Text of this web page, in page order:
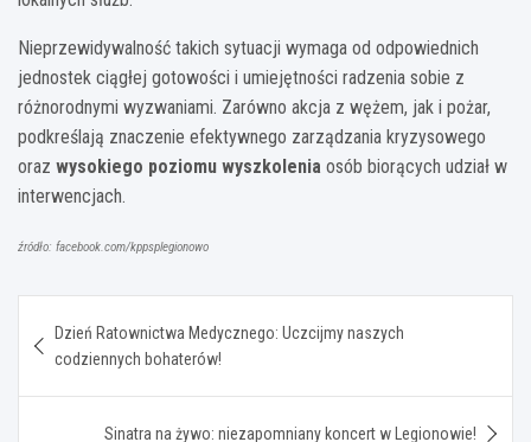
Nieprzewidywalność takich sytuacji wymaga od odpowiednich
jednostek ciągłej gotowości i umiejętności radzenia sobie z
różnorodnymi wyzwaniami. Zarówno akcja z wężem, jak i pożar,
podkreślają znaczenie efektywnego zarządzania kryzysowego
oraz wysokiego poziomu wyszkolenia osób biorących udział w
interwencjach.
źródło: facebook.com/kppsplegionowo
wpisu
Dzień Ratownictwa Medycznego: Uczcijmy naszych
codziennych bohaterów!
Sinatra na żywo: niezapomniany koncert w Legionowie!